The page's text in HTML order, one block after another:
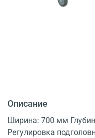
Описание
Ширина: 700 мм
Регулировка